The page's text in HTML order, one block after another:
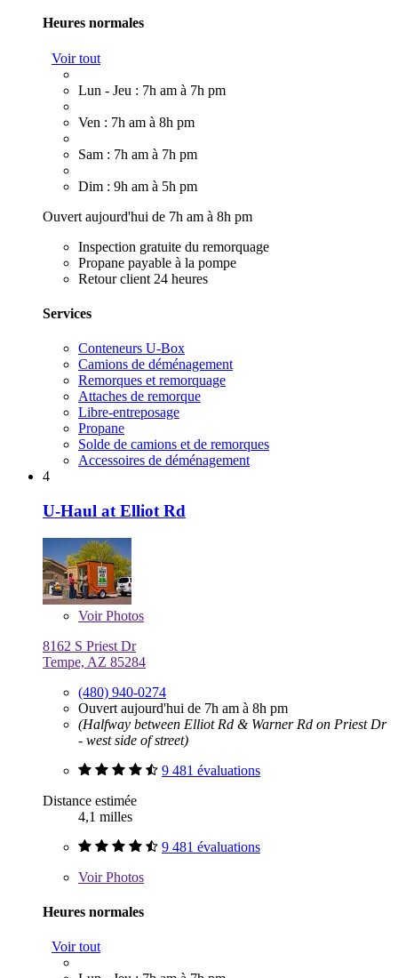
Heures normales
Voir tout
Lun - Jeu : 7h am à 7h pm
Ven : 7h am à 8h pm
Sam : 7h am à 7h pm
Dim : 9h am à 5h pm
Ouvert aujourd'hui de 7h am à 8h pm
Inspection gratuite du remorquage
Propane payable à la pompe
Retour client 24 heures
Services
Conteneurs U-Box
Camions de déménagement
Remorques et remorquage
Attaches de remorque
Libre-entreposage
Propane
Solde de camions et de remorques
Accessoires de déménagement
4
U-Haul at Elliot Rd
VoirPhotos
8162 S Priest Dr
Tempe, AZ 85284
(480) 940-0274
Ouvert aujourd'hui de 7h am à 8h pm
(Halfway between Elliot Rd & Warner Rd on Priest Dr
- west side of street)
9 481 évaluations
Distance estimée
4,1 milles
9 481 évaluations
VoirPhotos
Heures normales
Voir tout